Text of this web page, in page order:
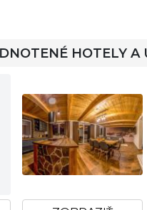
HOTELY